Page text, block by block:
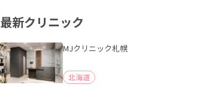
最新クリニック
MJクリニック札幌
北海道